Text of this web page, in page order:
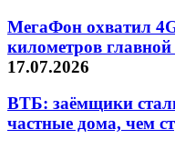
МегаФон охватил
километров
17.07.2026
ВТБ: заёмщики
частные дома, чем